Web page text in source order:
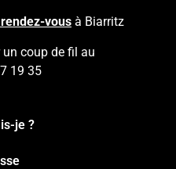
vous à Biarritz
coup de fil au
19 35
je ?